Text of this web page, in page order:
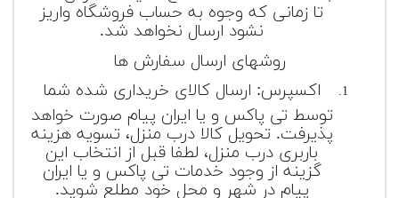
تا زمانی که وجوه به حساب فروشگاه واریز
نشود ارسال نخواهد شد.
روشهای ارسال سفارش ها
اکسپرس: ارسال کالای خریداری شده شما
توسط تی پاکس و یا ایران پیام صورت خواهد
پذیرفت. تحویل کالا درب منزل، تسویه هزینه
باربری درب منزل، لطفا قبل از انتخاب این
گزینه از وجود خدمات تی پاکس و یا ایران
پیام در شهر و محل خود مطلع شوید.